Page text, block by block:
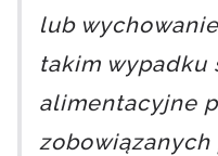
lub
takim wypadku
alimentacyjne
zobowiązanych